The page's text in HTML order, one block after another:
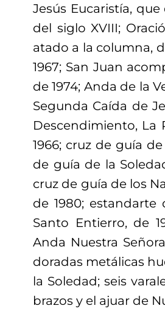
Jesús Eucaristía,
del siglo XVIII;
atado a la columna,
1967; San Juan
de 1974; Anda de la
Segunda Caída de
Descendimiento, La
1966; cruz de guía
de guía de la
cruz de guía de los
de 1980; estandarte
Santo Entierro, de
Anda Nuestra
doradas metálicas
la Soledad; seis
brazos y el ajuar de